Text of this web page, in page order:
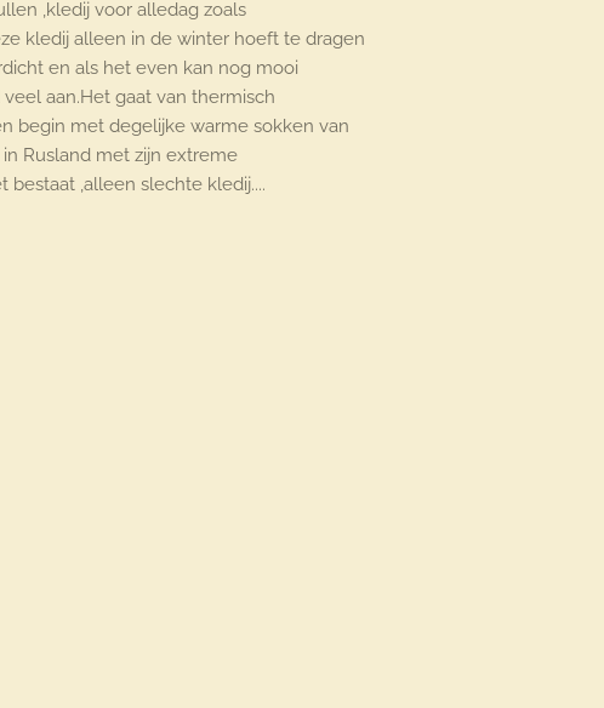
,kledij voor alledag zoals
kledij alleen in de winter hoeft te dragen
en als het even kan nog mooi
aan.Het gaat van thermisch
begin met degelijke warme sokken van
Rusland met zijn extreme
,alleen slechte kledij....